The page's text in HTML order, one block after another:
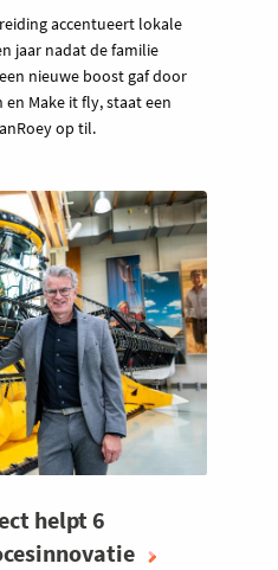
accentueert lokale
jaar nadat de familie
nieuwe boost gaf door
en Make it fly, staat een
op til.
helpt 6